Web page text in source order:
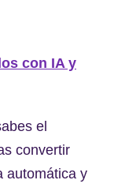
con IA y
el
convertir
automática y